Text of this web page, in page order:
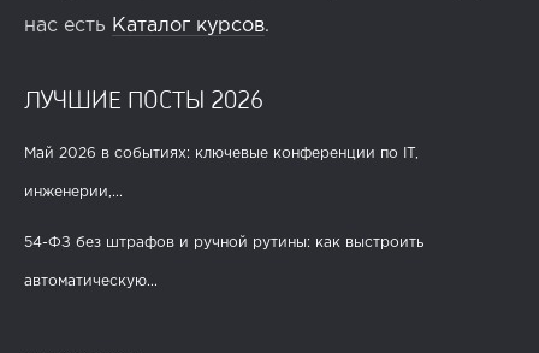
нас есть Каталог курсов.
ЛУЧШИЕ ПОСТЫ 2026
Май 2026 в событиях: ключевые конференции по IT,
инженерии,...
54-ФЗ без штрафов и ручной рутины: как выстроить
автоматическую...